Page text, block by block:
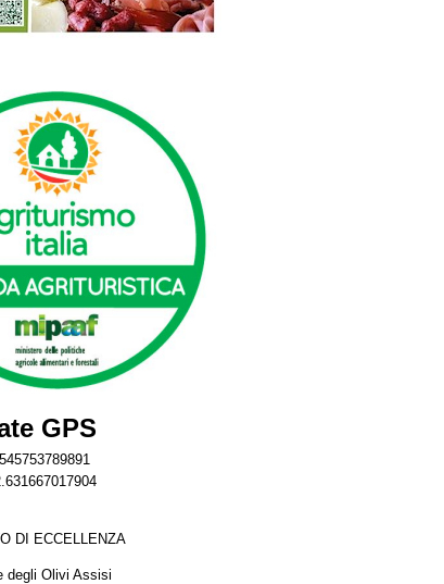
GPS
DI ECCELLENZA
degli Olivi Assisi